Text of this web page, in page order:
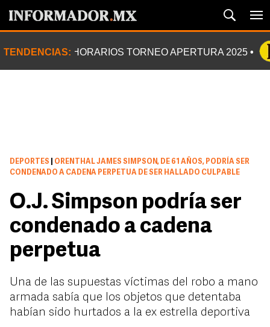
TENDENCIAS: HORARIOS TORNEO APERTURA 2025
DEPORTES
ORENTHAL JAMES SIMPSON, DE 61 AÑOS, PODRÍA SER
CONDENADO A CADENA PERPETUA DE SER HALLADO CULPABLE
O.J. Simpson podría ser
condenado a cadena
perpetua
Una de las supuestas víctimas del robo a mano
armada sabía que los objetos que detentaba
habían sido hurtados a la ex estrella deportiva